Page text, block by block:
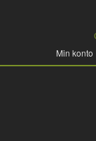
Min konto